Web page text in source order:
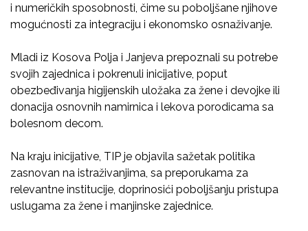
i numeričkih sposobnosti, čime su poboljšane njihove
mogućnosti za integraciju i ekonomsko osnaživanje.
Mladi iz Kosova Polja i Janjeva prepoznali su potrebe
svojih zajednica i pokrenuli inicijative, poput
obezbeđivanja higijenskih uložaka za žene i devojke ili
donacija osnovnih namirnica i lekova porodicama sa
bolesnom decom.
Na kraju inicijative, TIP je objavila sažetak politika
zasnovan na istraživanjima, sa preporukama za
relevantne institucije, doprinosići poboljšanju pristupa
uslugama za žene i manjinske zajednice.